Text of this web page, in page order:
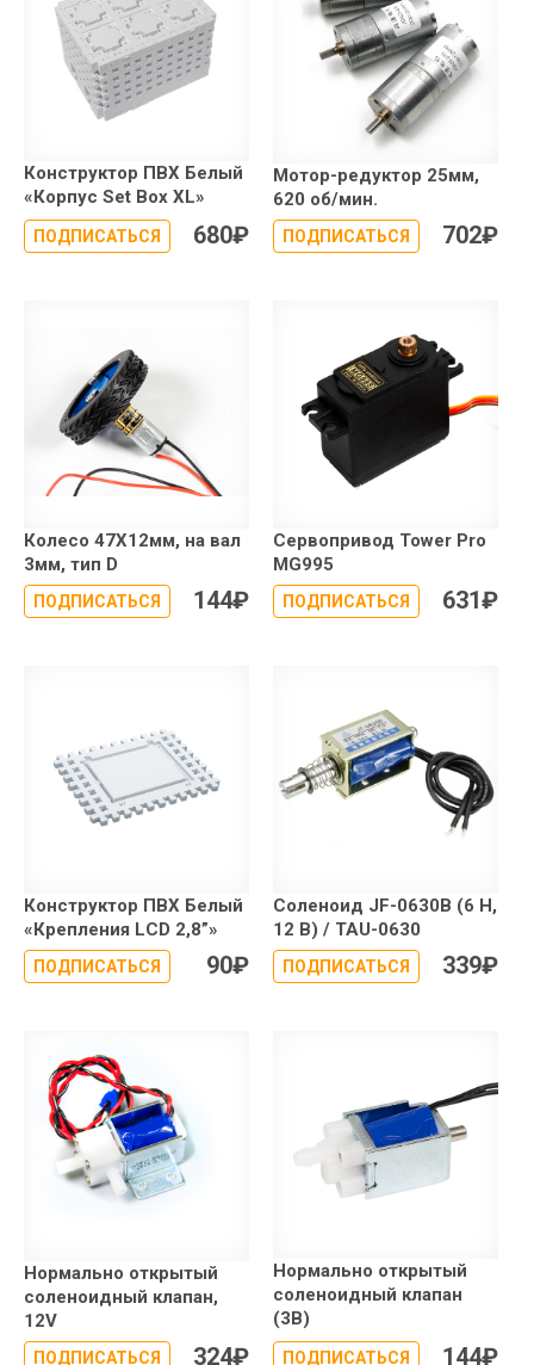
Конструктор ПВХ Белый
«Корпус Set Box XL»
ПОДПИСАТЬСЯ 680₽
Мотор-редуктор 25мм,
620 об/мин.
ПОДПИСАТЬСЯ 702₽
Колесо 47X12мм, на вал
3мм, тип D
ПОДПИСАТЬСЯ 144₽
Сервопривод Tower Pro
MG995
ПОДПИСАТЬСЯ 631₽
Конструктор ПВХ Белый
«Крепления LCD 2,8”»
ПОДПИСАТЬСЯ 90₽
Соленоид JF-0630B (6 Н,
12 В) / TAU-0630
ПОДПИСАТЬСЯ 339₽
Нормально открытый
соленоидный клапан,
12V
ПОДПИСАТЬСЯ 324₽
Нормально открытый
соленоидный клапан
(3В)
ПОДПИСАТЬСЯ 144₽